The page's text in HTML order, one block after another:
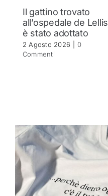
Il gattino trovato
all’ospedale de Lellis
è stato adottato
2 Agosto 2026
0
Commenti